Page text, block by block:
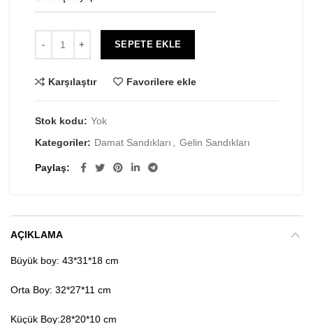
SEPETE EKLE
Karşılaştır Favorilere ekle
Stok kodu: Yok
Kategoriler: Damat Sandıkları Gelin Sandıkları
Paylaş
AÇIKLAMA
Büyük boy: 43*31*18 cm
Orta Boy: 32*27*11 cm
Küçük Boy:28*20*10 cm